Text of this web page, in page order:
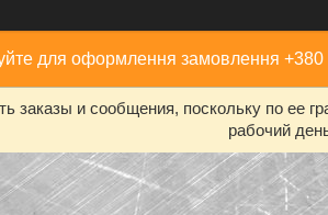
для оформлення замовлення +380
заказы и сообщения, поскольку по ее
рабочий